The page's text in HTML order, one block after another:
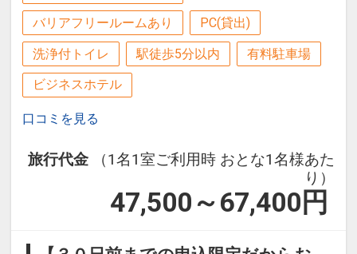
バリアフリールームあり PC(貸出)
洗浄付トイレ 駅徒歩5分以内 有料駐車場
ビジネスホテル
口コミを見る
旅行代金
（1名1室ご利用時 おとな1名様あた
り）
47,500～67,400 円